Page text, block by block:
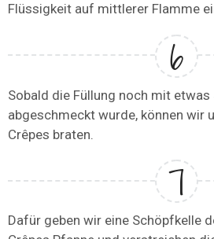
Flüssigkeit auf mittlerer Flamme
Sobald die Füllung noch mit
abgeschmeckt wurde, können wir
Crêpes braten.
Dafür geben wir eine Schöpfkelle